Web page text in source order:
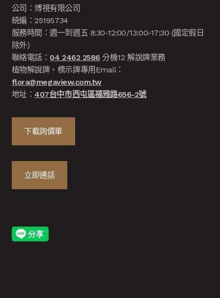
公司：博視有限公司
統編：25195734
服務時間：週一到週五 8:30-12:00/13:00-17:30 (國定假日
除外)
聯絡電話： 04 2462 2586分機12 解說牌業務
植物解說牌、標示牌專用Email：
flora@megaview.com.tw
地址： 407台中市西屯區福雅路656-2號
下載詢價單
立即通話